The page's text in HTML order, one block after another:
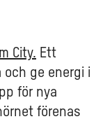
City. Ett
ge energi i
för nya
förenas